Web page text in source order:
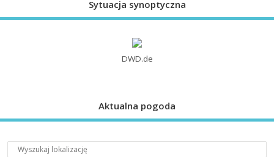
Sytuacja synoptyczna
DWD.de
Aktualna pogoda